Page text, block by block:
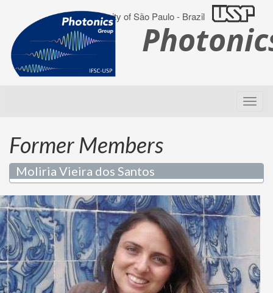
University of São Paulo - Brazil
Former Members
Moliria Vieira dos Santos